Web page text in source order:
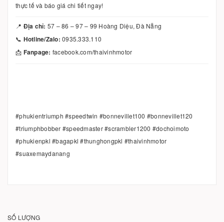
thực tế và báo giá chi tiết ngay!
📍 Địa chỉ: 57 – 86 – 97 – 99 Hoàng Diệu, Đà Nẵng
📞 Hotline/Zalo: 0935.333.110
📩 Fanpage: facebook.com/thaivinhmotor
#phukientriumph #speedtwin #bonnevillet100 #bonnevillet120
#triumphbobber #speedmaster #scrambler1200 #dochoimoto
#phukienpkl #bagapkl #thunghongpkl #thaivinhmotor
#suaxemaydanang
SỐ LƯỢNG